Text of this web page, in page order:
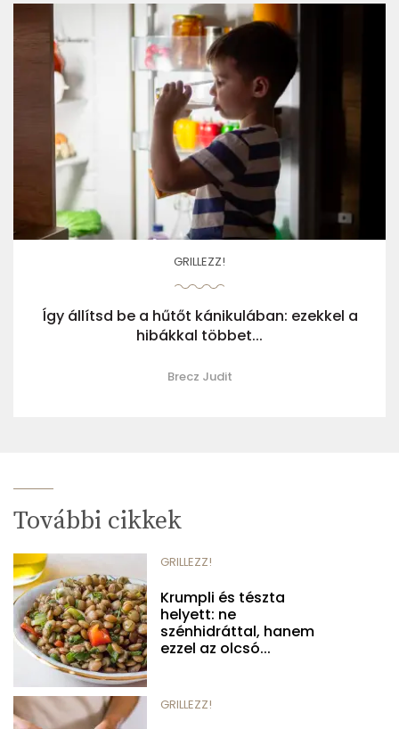
GRILLEZZ!
Így állítsd be a hűtőt kánikulában: ezekkel a
hibákkal többet...
Brecz Judit
További cikkek
GRILLEZZ!
Krumpli és tészta
helyett: ne
szénhidráttal, hanem
ezzel az olcsó...
GRILLEZZ!